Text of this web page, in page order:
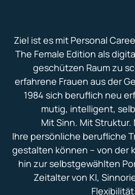
Ziel ist es mit Personal
The Female Edition als
geschützen Raum zu
erfahrene Frauen aus der
1984 sich beruflich neu
mutig, intelligent,
Mit Sinn. Mit Struktur.
Ihre persönliche berufliche
gestalten können – von der
hin zur selbstgewählten
Zeitalter von KI,
Flexibilität.